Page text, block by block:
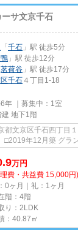
ーサ文京千石
「 千石 」駅 徒歩5分
」駅 徒歩12分
茗荷谷 」駅 徒歩17分
千石 ４丁目1-18
年 ｜募集中： 1室
地下1階
ンカーサ文京千石は千石駅
万円
費・共益費 15,000円)
0ヶ月｜礼：1ヶ月
階：4階
り：2LDK
：40.87㎡